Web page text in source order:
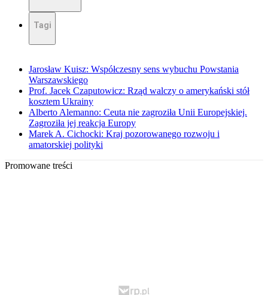
Tagi
Jarosław Kuisz: Współczesny sens wybuchu Powstania
Warszawskiego
Prof. Jacek Czaputowicz: Rząd walczy o amerykański stół
kosztem Ukrainy
Alberto Alemanno: Ceuta nie zagroziła Unii Europejskiej.
Zagroziła jej reakcja Europy
Marek A. Cichocki: Kraj pozorowanego rozwoju i
amatorskiej polityki
Promowane treści